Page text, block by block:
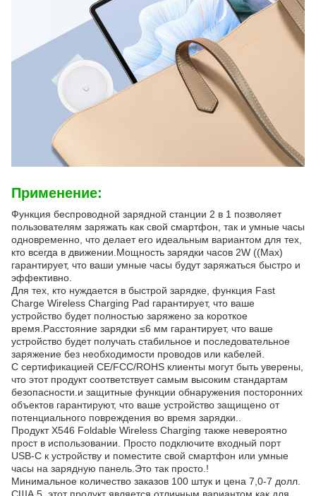
Применение:
Функция беспроводной зарядной станции 2 в 1 позволяет
пользователям заряжать как свой смартфон, так и умные часы
одновременно, что делает его идеальным вариантом для тех,
кто всегда в движении.Мощность зарядки часов 2W ((Max)
гарантирует, что ваши умные часы будут заряжаться быстро и
эффективно.
Для тех, кто нуждается в быстрой зарядке, функция Fast
Charge Wireless Charging Pad гарантирует, что ваше
устройство будет полностью заряжено за короткое
время.Расстояние зарядки ≤6 мм гарантирует, что ваше
устройство будет получать стабильное и последовательное
заряжение без необходимости проводов или кабелей.
С сертификацией CE/FCC/ROHS клиенты могут быть уверены,
что этот продукт соответствует самым высоким стандартам
безопасности.и защитные функции обнаружения посторонних
объектов гарантируют, что ваше устройство защищено от
потенциального повреждения во время зарядки..
Продукт X546 Foldable Wireless Charging также невероятно
прост в использовании. Просто подключите входный порт
USB-C к устройству и поместите свой смартфон или умные
часы на зарядную панель.Это так просто.!
Минимальное количество заказов 100 штук и цена 7,0-7 долл.